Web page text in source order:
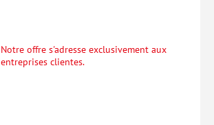
Notre offre s'adresse exclusivement aux
entreprises clientes.